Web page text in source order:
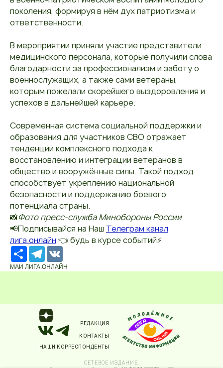
поколения, формируя в нём дух патриотизма и
ответственности.
В мероприятии приняли участие представители
медицинского персонала, которые получили слова
благодарности за профессионализм и заботу о
военнослужащих, а также сами ветераны,
которым пожелали скорейшего выздоровления и
успехов в дальнейшей карьере.
Современная система социальной поддержки и
образования для участников СВО отражает
тенденции комплексного подхода к
восстановлению и интеграции ветеранов в
общество и вооружённые силы. Такой подход
способствует укреплению национальной
безопасности и поддержанию боевого
потенциала страны.
📸Фото пресс-служба Минобороны России
📢Подписывайся на Наш Телеграм канал
лига.онлайн 👈 будь в курсе событий⚡️
РесурсTelegram
МАИ ЛИГА.ОНЛАЙН
КОНТАКТЫ
НАШИ КОРРЕСПОНДЕНТЫ
РЕДАКЦИЯ
СЕТЕВОЕ ИЗДАНИЕ.